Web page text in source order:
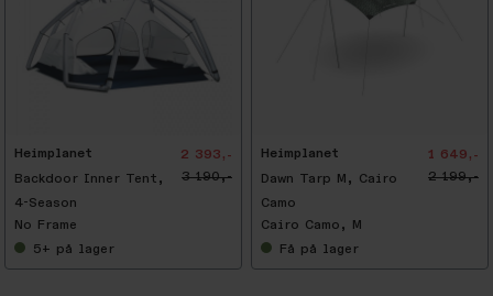
Heimplanet
Backdoor Inner Tent,
4-Season
2 393,-
3 190,-
No Frame
5+ på lager
Heimplanet
Dawn Tarp M, Cairo
Camo
1 649,-
2 199,-
Cairo Camo, M
Få på lager